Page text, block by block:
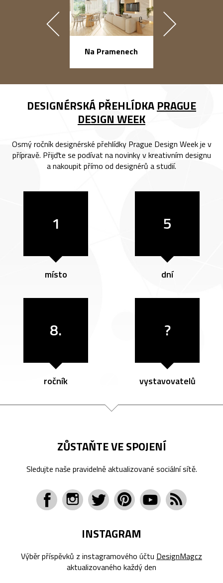
Na Pramenech
DESIGNÉRSKÁ PŘEHLÍDKA PRAGUE
DESIGN WEEK
Osmý ročník designérské přehlídky Prague Design Week je v
přípravě. Přijďte se podívat na novinky v kreativním designu
a nakoupit přímo od designérů a studií.
1
místo
5
dní
8.
ročník
?
vystavovatelů
ZŮSTAŇTE VE SPOJENÍ
Sledujte naše pravidelně aktualizované sociální sítě.
INSTAGRAM
Výběr příspěvků z instagramového účtu DesignMagcz
aktualizovaného každý den